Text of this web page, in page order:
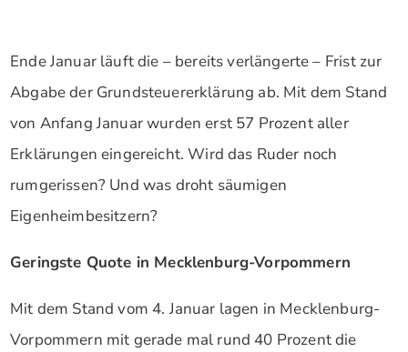
Ende Januar läuft die – bereits verlängerte – Frist zur
Abgabe der Grundsteuererklärung ab. Mit dem Stand
von Anfang Januar wurden erst 57 Prozent aller
Erklärungen eingereicht. Wird das Ruder noch
rumgerissen? Und was droht säumigen
Eigenheimbesitzern?
Geringste Quote in Mecklenburg-Vorpommern
Mit dem Stand vom 4. Januar lagen in Mecklenburg-
Vorpommern mit gerade mal rund 40 Prozent die